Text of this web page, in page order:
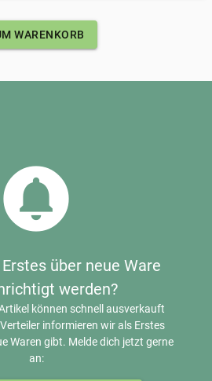
WARENKORB
circle_notifications
über neue Ware
werden?
können schnell ausverkauft
informieren wir als Erstes
Waren gibt. Melde dich jetzt gerne
an: